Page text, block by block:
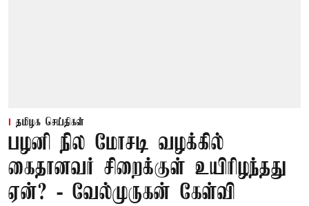
தமிழக செய்திகள்
பழனி நில மோசடி வழக்கில்
கைதானவர் சிறைக்குள் உயிரிழந்தது
ஏன்? - வேல்முருகன் கேள்வி